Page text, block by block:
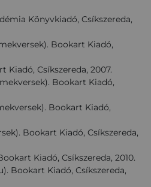
Könyvkiadó, Csíkszereda,
Bookart Kiadó,
Kiadó, Csíkszereda, 2007.
Bookart Kiadó,
Bookart Kiadó,
Bookart Kiadó, Csíkszereda,
Kiadó, Csíkszereda, 2010.
Bookart Kiadó, Csíkszereda,